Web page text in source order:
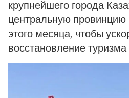
крупнейшего города
центральную провинцию
этого месяца, чтобы
восстановление туризма